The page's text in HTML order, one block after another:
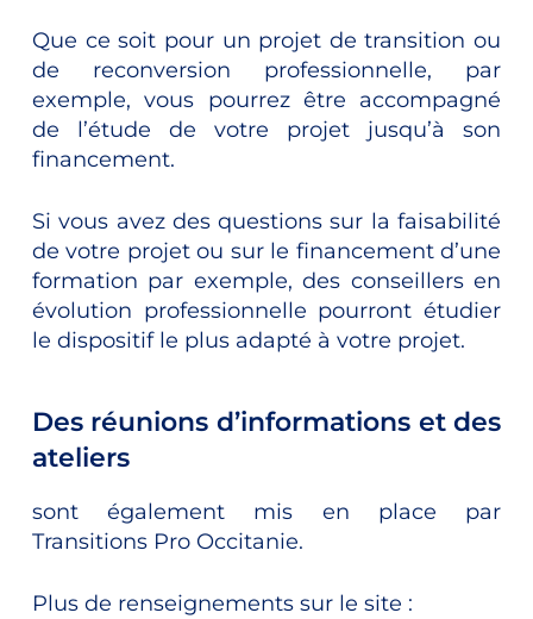
Que ce soit pour un projet de transition ou
de reconversion professionnelle, par
exemple, vous pourrez être accompagné
de l’étude de votre projet jusqu’à son
financement.
Si vous avez des questions sur la faisabilité
de votre projet ou sur le financement d’une
formation par exemple, des conseillers en
évolution professionnelle pourront étudier
le dispositif le plus adapté à votre projet.
Des réunions d’informations et des
ateliers
sont également mis en place par
Transitions Pro Occitanie.
Plus de renseignements sur le site :